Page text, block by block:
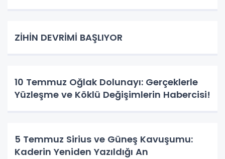
ZİHİN DEVRİMİ BAŞLIYOR
10 Temmuz Oğlak Dolunayı: Gerçeklerle
Yüzleşme ve Köklü Değişimlerin Habercisi!
5 Temmuz Sirius ve Güneş Kavuşumu:
Kaderin Yeniden Yazıldığı An